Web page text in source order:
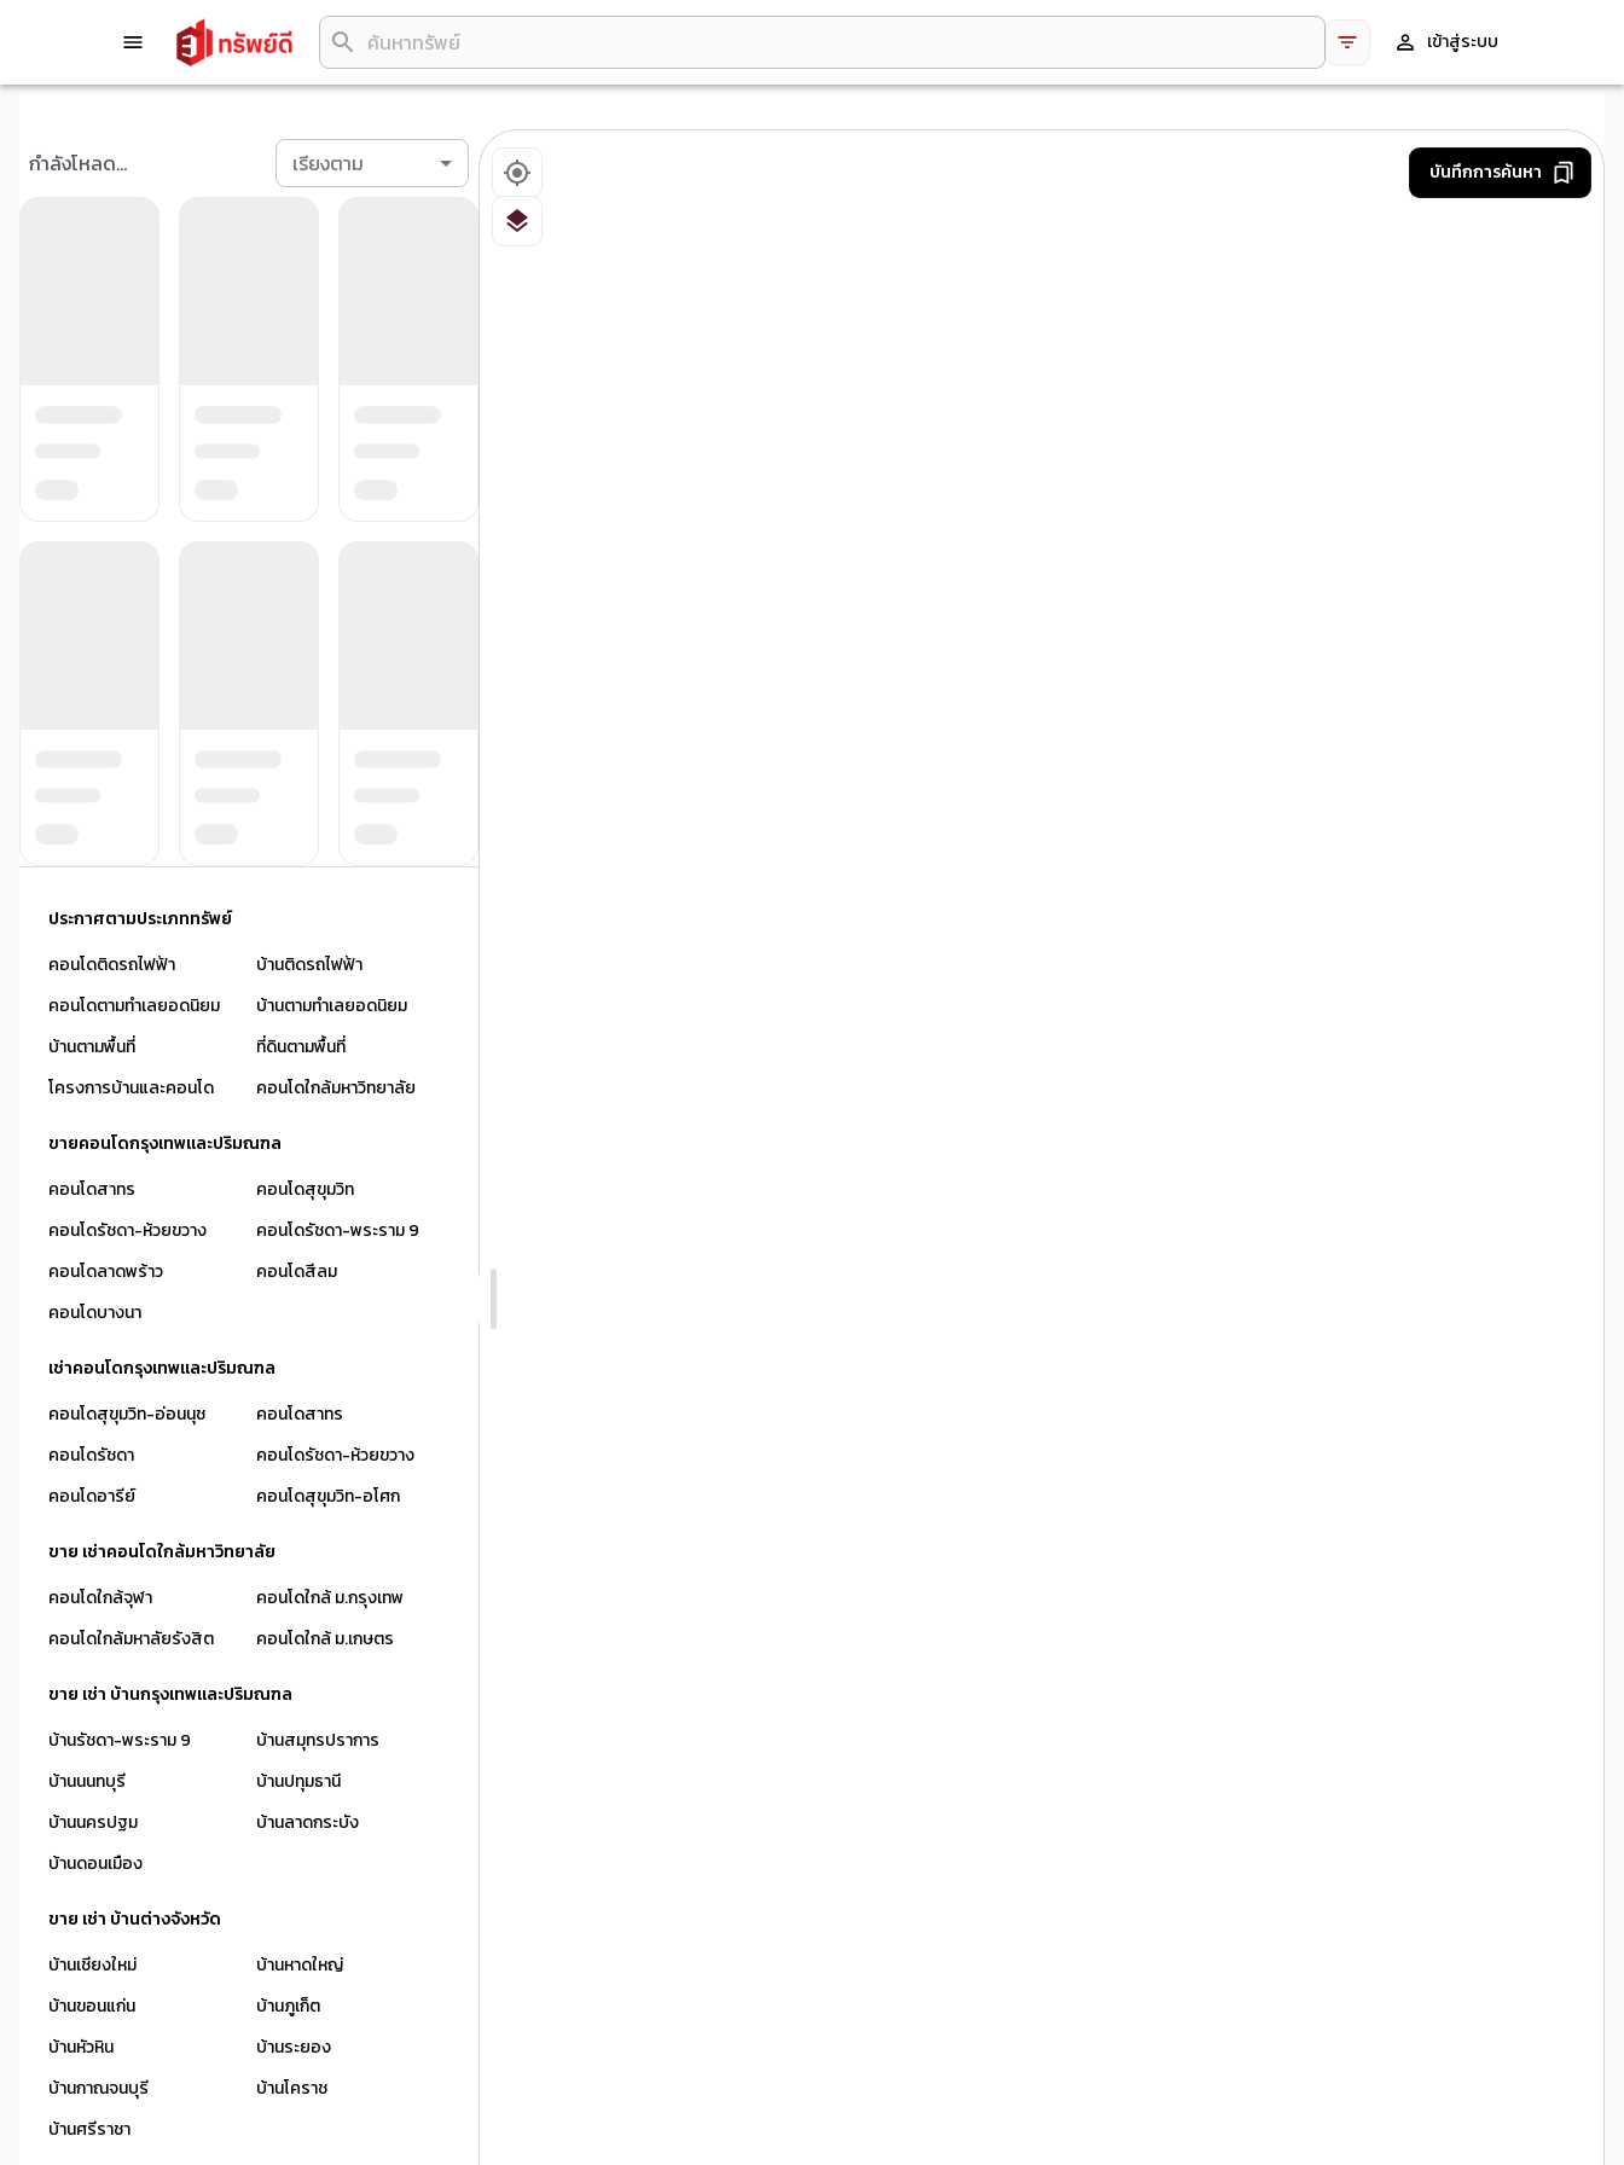
เข้าสู่ระบบ
กำลังโหลด... เรียงตาม
ประกาศตามประเภททรัพย์
คอนโดติดรถไฟฟ้า
บ้านติดรถไฟฟ้า
คอนโดตามทำเลยอดนิยม
บ้านตามทำเลยอดนิยม
บ้านตามพื้นที่
ที่ดินตามพื้นที่
โครงการบ้านและคอนโด
คอนโดใกล้มหาวิทยาลัย
ขายคอนโดกรุงเทพและปริมณฑล
คอนโดสาทร
คอนโดสุขุมวิท
คอนโดรัชดา-ห้วยขวาง
คอนโดรัชดา-พระราม 9
คอนโดลาดพร้าว
คอนโดสีลม
คอนโดบางนา
เช่าคอนโดกรุงเทพและปริมณฑล
คอนโดสุขุมวิท-อ่อนนุช
คอนโดสาทร
คอนโดรัชดา
คอนโดรัชดา-ห้วยขวาง
คอนโดอารีย์
คอนโดสุขุมวิท-อโศก
ขาย เช่าคอนโดใกล้มหาวิทยาลัย
คอนโดใกล้จุฬา
คอนโดใกล้ ม.กรุงเทพ
คอนโดใกล้มหาลัยรังสิต
คอนโดใกล้ ม.เกษตร
ขาย เช่า บ้านกรุงเทพและปริมณฑล
บ้านรัชดา-พระราม 9
บ้านสมุทรปราการ
บ้านนนทบุรี
บ้านปทุมธานี
บ้านนครปฐม
บ้านลาดกระบัง
บ้านดอนเมือง
ขาย เช่า บ้านต่างจังหวัด
บ้านเชียงใหม่
บ้านหาดใหญ่
บ้านขอนแก่น
บ้านภูเก็ต
บ้านหัวหิน
บ้านระยอง
บ้านกาณจนบุรี
บ้านโคราช
บ้านศรีราชา
บันทึกการค้นหา